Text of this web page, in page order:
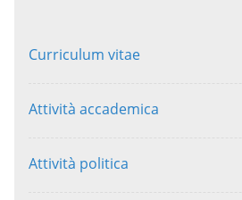
Curriculum vitae
Attività accademica
Attività politica